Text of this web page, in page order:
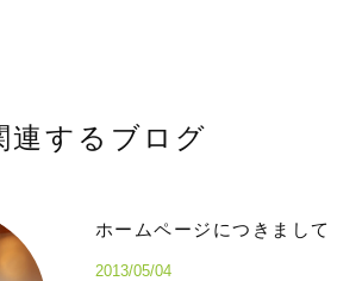
連するブログ
ホームページにつきまして
2013/05/04